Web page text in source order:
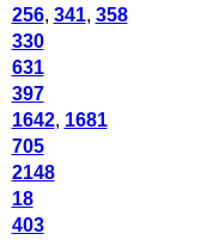
256, 341, 358
330
631
397
1642, 1681
705
2148
18
403